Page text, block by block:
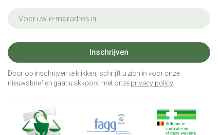
Inschrijven
Door op inschrijven te klikken, schrijft u zich in voor onze
nieuwsbrief en gaat u akkoord met onze privacy policy.